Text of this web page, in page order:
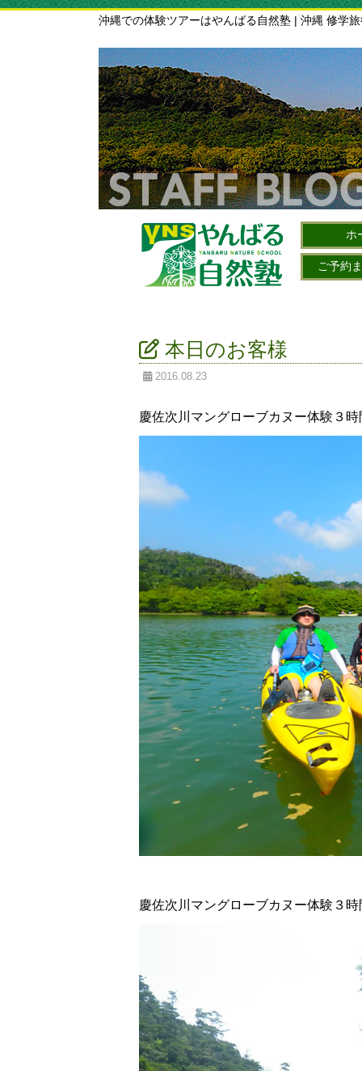
沖縄での体験ツアーはやんばる自然塾 | 沖縄 修学
ホ
ご予約
本日のお客様
2016.08.23
慶佐次川マングローブカヌー体験３時
慶佐次川マングローブカヌー体験３時